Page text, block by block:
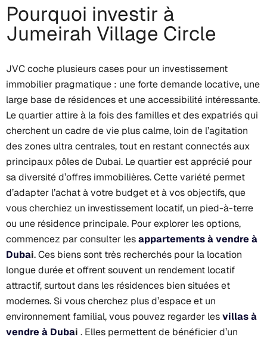
Pourquoi investir à
Jumeirah Village Circle
JVC coche plusieurs cases pour un investissement
immobilier pragmatique : une forte demande locative, une
large base de résidences et une accessibilité intéressante.
Le quartier attire à la fois des familles et des expatriés qui
cherchent un cadre de vie plus calme, loin de l’agitation
des zones ultra centrales, tout en restant connectés aux
principaux pôles de Dubai. Le quartier est apprécié pour
sa diversité d’offres immobilières. Cette variété permet
d’adapter l’achat à votre budget et à vos objectifs, que
vous cherchiez un investissement locatif, un pied-à-terre
ou une résidence principale. Pour explorer les options,
commencez par consulter lesappartements à vendre à
Dubai. Ces biens sont très recherchés pour la location
longue durée et offrent souvent un rendement locatif
attractif, surtout dans les résidences bien situées et
modernes. Si vous cherchez plus d’espace et un
environnement familial, vous pouvez regarder lesvillas à
vendre à Dubai . Elles permettent de bénéficier d’un